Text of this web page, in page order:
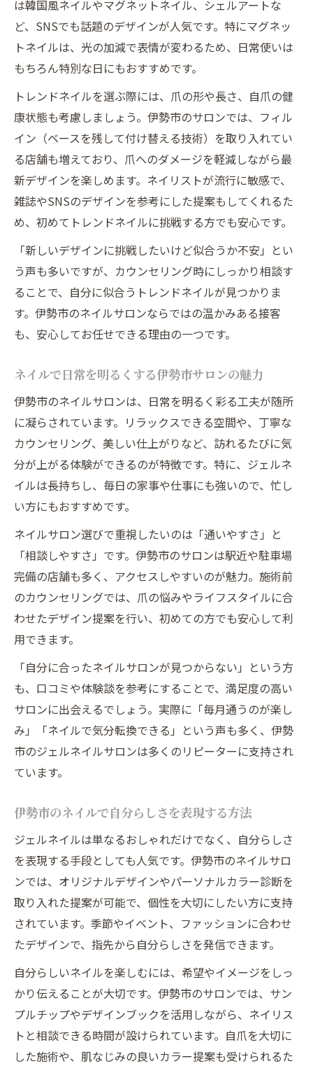
は韓国風ネイルやマグネットネイル、シェルアートな
ど、SNSでも話題のデザインが人気です。特にマグネッ
トネイルは、光の加減で表情が変わるため、日常使いは
もちろん特別な日にもおすすめです。
トレンドネイルを選ぶ際には、爪の形や長さ、自爪の健
康状態も考慮しましょう。伊勢市のサロンでは、フィル
イン（ベースを残して付け替える技術）を取り入れてい
る店舗も増えており、爪へのダメージを軽減しながら最
新デザインを楽しめます。ネイリストが流行に敏感で、
雑誌やSNSのデザインを参考にした提案もしてくれるた
め、初めてトレンドネイルに挑戦する方でも安心です。
「新しいデザインに挑戦したいけど似合うか不安」とい
う声も多いですが、カウンセリング時にしっかり相談す
ることで、自分に似合うトレンドネイルが見つかりま
す。伊勢市のネイルサロンならではの温かみある接客
も、安心してお任せできる理由の一つです。
ネイルで日常を明るくする伊勢市サロンの魅力
伊勢市のネイルサロンは、日常を明るく彩る工夫が随所
に凝らされています。リラックスできる空間や、丁寧な
カウンセリング、美しい仕上がりなど、訪れるたびに気
分が上がる体験ができるのが特徴です。特に、ジェルネ
イルは長持ちし、毎日の家事や仕事にも強いので、忙し
い方にもおすすめです。
ネイルサロン選びで重視したいのは「通いやすさ」と
「相談しやすさ」です。伊勢市のサロンは駅近や駐車場
完備の店舗も多く、アクセスしやすいのが魅力。施術前
のカウンセリングでは、爪の悩みやライフスタイルに合
わせたデザイン提案を行い、初めての方でも安心して利
用できます。
「自分に合ったネイルサロンが見つからない」という方
も、口コミや体験談を参考にすることで、満足度の高い
サロンに出会えるでしょう。実際に「毎月通うのが楽し
み」「ネイルで気分転換できる」という声も多く、伊勢
市のジェルネイルサロンは多くのリピーターに支持され
ています。
伊勢市のネイルで自分らしさを表現する方法
ジェルネイルは単なるおしゃれだけでなく、自分らしさ
を表現する手段としても人気です。伊勢市のネイルサロ
ンでは、オリジナルデザインやパーソナルカラー診断を
取り入れた提案が可能で、個性を大切にしたい方に支持
されています。季節やイベント、ファッションに合わせ
たデザインで、指先から自分らしさを発信できます。
自分らしいネイルを楽しむには、希望やイメージをしっ
かり伝えることが大切です。伊勢市のサロンでは、サン
プルチップやデザインブックを活用しながら、ネイリス
トと相談できる時間が設けられています。自爪を大切に
した施術や、肌なじみの良いカラー提案も受けられるた